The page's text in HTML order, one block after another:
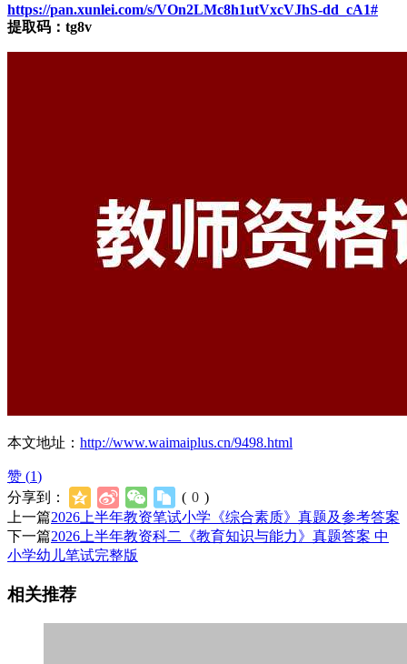
https://pan.xunlei.com/s/VOn2LMc8h1utVxcVJhS-dd_cA1#
提取码：tg8v
本文地址： http://www.waimaiplus.cn/9498.html
赞 (1)
分享到：
( 0 )
上一篇2026上半年教资笔试小学《综合素质》真题及参考答案
下一篇2026上半年教资科二《教育知识与能力》真题答案 中
小学幼儿笔试完整版
相关推荐